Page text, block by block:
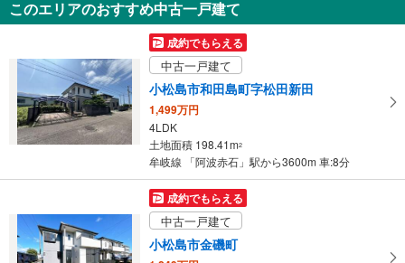
このエリアのおすすめ中古一戸建て
成約でもらえる
中古一戸建て
小松島市和田島町字松田新田
1,499万円
4LDK
土地面積 198.41m2
牟岐線 「阿波赤石」駅から3600m 車:8分
成約でもらえる
中古一戸建て
小松島市金磯町